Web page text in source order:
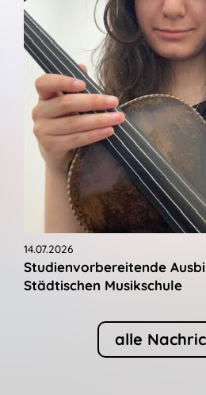
14.07.2026
Studienvorbereitende
Städtischen Musikschule
alle